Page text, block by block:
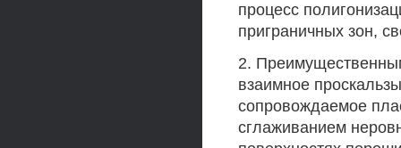
процесс
приграничных зон,
2.
взаимное
сопровождаемое
сглаживанием